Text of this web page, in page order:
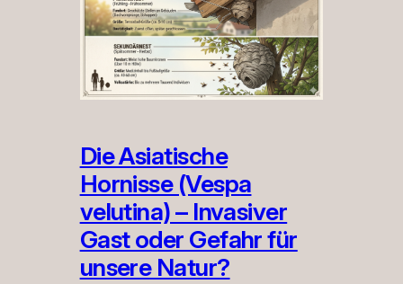
Die Asiatische
Hornisse (Vespa
velutina) – Invasiver
Gast oder Gefahr für
unsere Natur?